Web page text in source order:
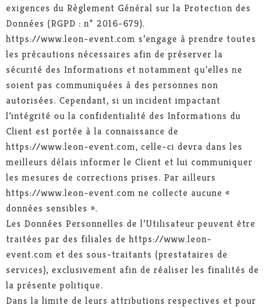
exigences du Règlement Général sur la Protection des
Données (RGPD : n° 2016-679).
https://www.leon-event.com s’engage à prendre toutes
les précautions nécessaires afin de préserver la
sécurité des Informations et notamment qu’elles ne
soient pas communiquées à des personnes non
autorisées. Cependant, si un incident impactant
l’intégrité ou la confidentialité des Informations du
Client est portée à la connaissance de
https://www.leon-event.com, celle-ci devra dans les
meilleurs délais informer le Client et lui communiquer
les mesures de corrections prises. Par ailleurs
https://www.leon-event.com ne collecte aucune «
données sensibles ».
Les Données Personnelles de l’Utilisateur peuvent être
traitées par des filiales de https://www.leon-
event.com et des sous-traitants (prestataires de
services), exclusivement afin de réaliser les finalités de
la présente politique.
Dans la limite de leurs attributions respectives et pour